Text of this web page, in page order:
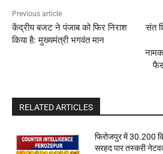
Previous article
केंद्रीय बजट ने पंजाब को फिर निराश
किया है: मुख्यमंत्री भगवंत मान
संत
RELATED ARTICLES
फिरोजपुर में 30.200
सरहद पार तस्करी